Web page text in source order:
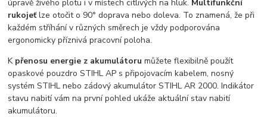
úpravě živého plotu i v místech citlivých na hluk. Multifunkční
rukojeťlze otočit o 90° doprava nebo doleva. To znamená, že při
každém stříhání v různých směrech je vždy podporována
ergonomicky příznivá pracovní poloha.
K přenosu energie z akumulátoru můžete flexibilně použít
opaskové pouzdro STIHL AP s připojovacím kabelem, nosný
systém STIHL nebo zádový akumulátor STIHL AR 2000. Indikátor
stavu nabití vám na první pohled ukáže aktuální stav nabití
akumulátoru.